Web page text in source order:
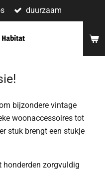
duurzaam
bijzondere vintage
woonaccessoires tot
stuk brengt een stukje
honderden zorgvuldig